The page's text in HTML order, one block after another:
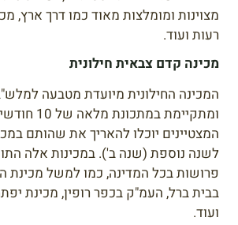
מצוינות ומומלצות מאוד כמו דרך ארץ,
רעות ועוד.
מכינה קדם צבאית חילונית
המכינה החילונית מיועדת מטבעה
ומתקיימת
המצטיינים יוכלו להאריך את שהותם
לשנה נוספת (שנה ב'). במכינות אלה
פרושות בכל המדינה, כמו למשל מכינת
בבית ברל, העמ"ק בכפר רופין, מכינת
ועוד.